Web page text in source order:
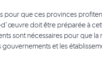
pour que ces provinces
doit être préparée à
sont nécessaires pour que la
et les